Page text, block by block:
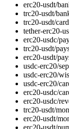
erc20-usdt/
trc20-usdt/
trc20-usdt/
tether-erc20-
erc20-usdc/
trc20-usdt/
erc20-usdt/
usdc-erc20/
usdc-erc20/
usdc-erc20/
erc20-usdc/
erc20-usdc/
trc20-usdt/
erc20-usdt/
erc20-usdt/